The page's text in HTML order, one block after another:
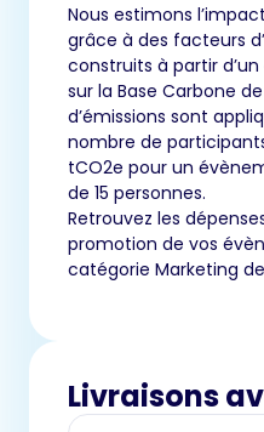
Nous estimons
grâce à des facteurs
construits à partir
sur la Base Carbone de
d’émissions sont
nombre de
tCO2e pour un
de 15 personnes.
Retrouvez les
promotion de vos
catégorie Marketing
Livraisons